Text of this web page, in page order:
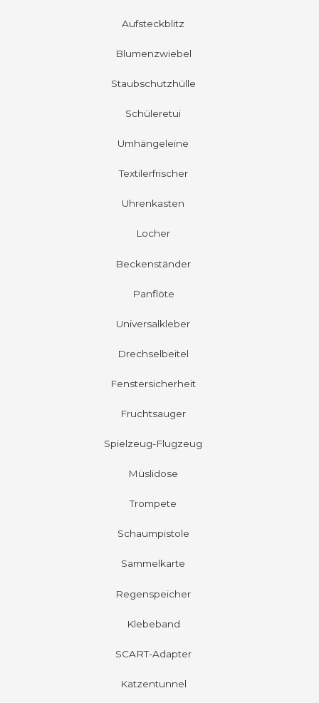
Aufsteckblitz
Blumenzwiebel
Staubschutzhülle
Schüleretui
Umhängeleine
Textilerfrischer
Uhrenkasten
Locher
Beckenständer
Panflöte
Universalkleber
Drechselbeitel
Fenstersicherheit
Fruchtsauger
Spielzeug-Flugzeug
Müslidose
Trompete
Schaumpistole
Sammelkarte
Regenspeicher
Klebeband
SCART-Adapter
Katzentunnel